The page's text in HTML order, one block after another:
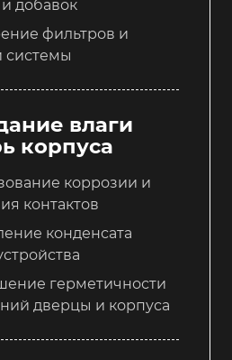
добавок
фильтров и
системы
влаги
корпуса
коррозии и
контактов
конденсата
герметичности
дверцы и корпуса